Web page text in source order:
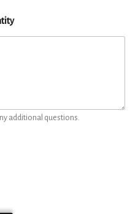
additional questions.